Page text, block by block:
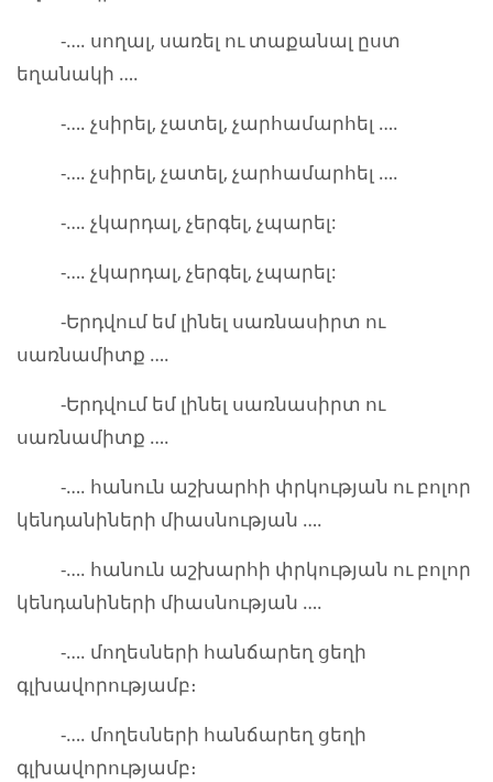
-…. սողալ, սառել ու տաքանալ ըստ
եղանակի ….
-…. չսիրել, չատել, չարհամարհել ….
-…. չսիրել, չատել, չարհամարհել ….
-…. չկարդալ, չերգել, չպարել:
-…. չկարդալ, չերգել, չպարել:
-Երդվում եմ լինել սառնասիրտ ու
սառնամիտք ….
-Երդվում եմ լինել սառնասիրտ ու
սառնամիտք ….
-…. հանուն աշխարհի փրկության ու բոլոր
կենդանիների միասնության ….
-…. հանուն աշխարհի փրկության ու բոլոր
կենդանիների միասնության ….
-…. մողեսների հանճարեղ ցեղի
գլխավորությամբ։
-…. մողեսների հանճարեղ ցեղի
գլխավորությամբ։